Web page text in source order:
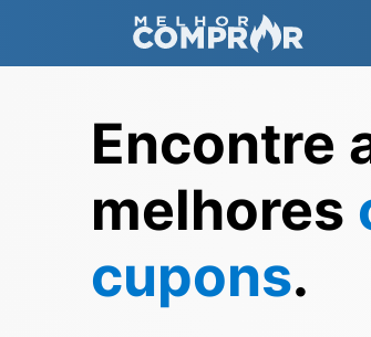
Encontre
melhores
cupons.